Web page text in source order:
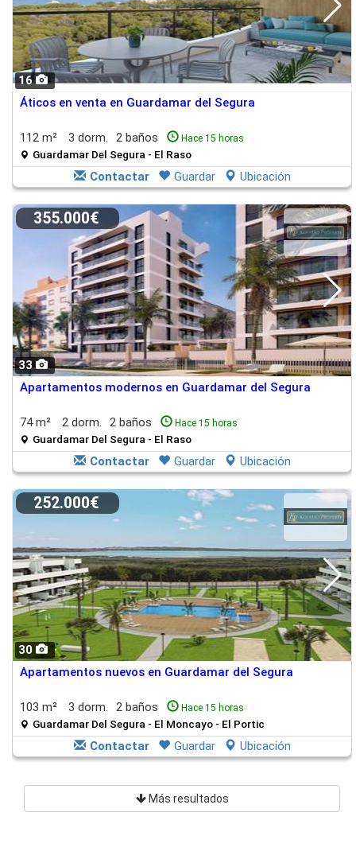
16
Áticos en venta en Guardamar del Segura
112 m² 3 dorm. 2 baños Hace 15 horas
Guardamar Del Segura - El Raso
Contactar Guardar Ubicación
33
355.000€
Apartamentos modernos en Guardamar del Segura
74 m² 2 dorm. 2 baños Hace 15 horas
Guardamar Del Segura - El Raso
Contactar Guardar Ubicación
30
252.000€
Apartamentos nuevos en Guardamar del Segura
103 m² 3 dorm. 2 baños Hace 15 horas
Guardamar Del Segura - El Moncayo - El Portic
Contactar Guardar Ubicación
Más resultados